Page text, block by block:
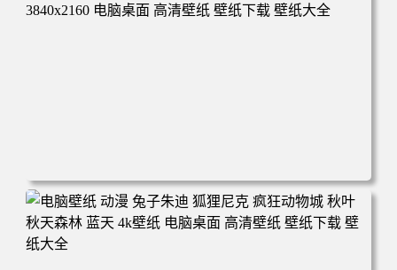
脑桌面 高清壁纸 壁纸下载 壁纸大全
电脑壁纸 动漫 紫灵 冰清玉洁《凡人修仙传》4k壁纸 3840x2
160 电脑桌面 高清壁纸 壁纸下载 壁纸大全